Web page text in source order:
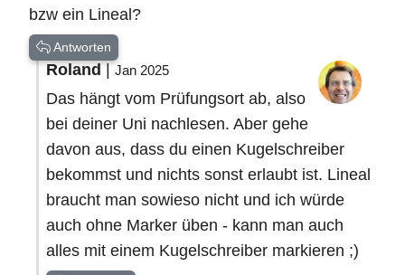
bzw ein Lineal?
Antworten
Roland|Jan 2025
Das hängt vom Prüfungsort ab, also
bei deiner Uni nachlesen. Aber gehe
davon aus, dass du einen Kugelschreiber
bekommst und nichts sonst erlaubt ist. Lineal
braucht man sowieso nicht und ich würde
auch ohne Marker üben - kann man auch
alles mit einem Kugelschreiber markieren ;)